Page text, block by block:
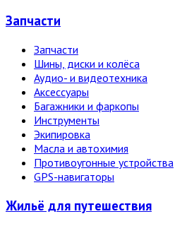
Запчасти
Запчасти
Шины, диски и колёса
Аудио- и видеотехника
Аксессуары
Багажники и фаркопы
Инструменты
Экипировка
Масла и автохимия
Противоугонные устройства
GPS-навигаторы
Жильё для путешествия